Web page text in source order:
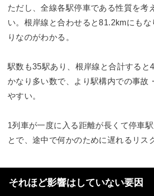
ただし、全線各駅停車である性質を考
い。根岸線と合わせると81.2kmにも
りなのがわかる。
駅数も35駅あり、根岸線と合計すると
かなり多い数で、より駅構内での事故
やすい。
1列車が一度に入る距離が長くて停車
とで、途中で何かのために遅れるリス
それほど影響はしていない要因